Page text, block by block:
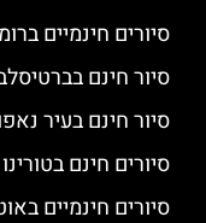
סיורים חינמיים
סיור חינם
סיור חינם בעיר
סיורים חינם בטורינו